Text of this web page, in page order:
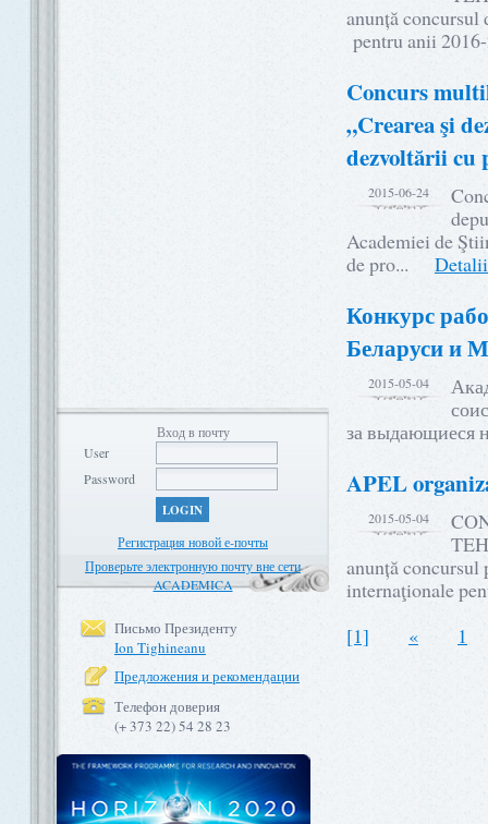
Вход в почту
User
Password
LOGIN
Регистрация новой е-почты
Проверьте электронную почту вне сети
ACADEMICA
Письмо Президенту
Ion Tighineanu
Предложения и рекомендации
Телефон доверия
(+ 373 22) 54 28 23
anunță concursul
pentru anii
Concurs
„Crearea şi
dezvoltării cu
2015-06-24
Academiei de
de pro...
Конкурс
Беларуси и
2015-05-04
за выдающиеся
APEL
2015-05-04
anunță
internaţionale
[1]
« 1